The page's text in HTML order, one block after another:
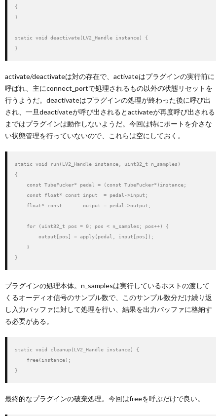
{
}
static void deactivate(LV2_Handle instance) {
}
activate/deactivateは対の存在で、activateはプラグインの実行前に
呼ばれ、主にconnect_portで処理されるもの以外の状態リセットを
行うようだ。deactivateはプラグインの処理が終わった後に呼び出
され、一旦deactivateが呼び出されるとactivateが再度呼び出される
まではプラグインは動作しないようだ。今回は特にポートを介さな
い状態管理を行っていないので、これらは空にしておく。
static void run(LV2_Handle instance, uint32_t n_samples)
{
    const TubeFucker* pedal = (const TubeFucker*)instance;
    const float* const input  = pedal->input;
    float* const       output = pedal->output;
    for (uint32_t pos = 0; pos < n_samples; pos++) {
        output[pos] = apply(pedal, input[pos]);
    }
}
プラグインの処理本体。n_samplesは実行しているホストの渡して
くるオーディオ信号のサンプル数で、このサンプル数分だけ繰り返
し入力バッファに対して処理を行い、結果を出力バッファに格納す
る必要がある。
static void cleanup(LV2_Handle instance) {
    free(instance);
}
最終的なプラグインの破棄処理。今回はfreeを呼ぶだけで良い。